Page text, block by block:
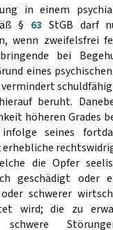
in einem
§ 63 StGB darf
wenn zweifelsfrei
bei
eines
beruht.
höheren Grades
seines
erhebliche
die Opfer
geschädigt oder
schwerer
wird; die zu